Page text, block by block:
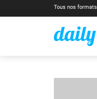
Tous nos formats